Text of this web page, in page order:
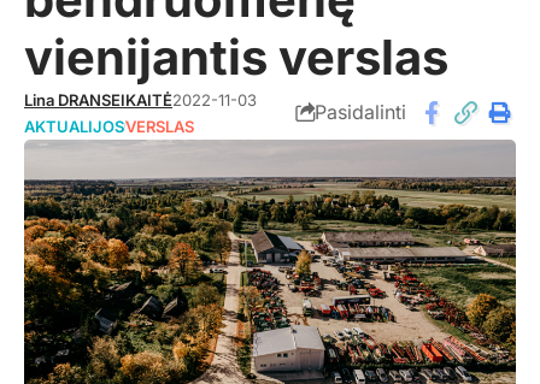
vienijantis verslas
Lina DRANSEIKAITĖ2022-11-03
AKTUALIJOSVERSLAS
Pasidalinti